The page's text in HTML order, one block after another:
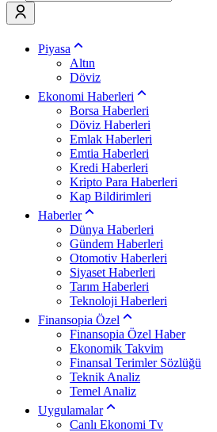
Piyasa
Altın
Döviz
Ekonomi Haberleri
Borsa Haberleri
Döviz Haberleri
Emlak Haberleri
Emtia Haberleri
Kredi Haberleri
Kripto Para Haberleri
Kap Bildirimleri
Haberler
Dünya Haberleri
Gündem Haberleri
Otomotiv Haberleri
Siyaset Haberleri
Tarım Haberleri
Teknoloji Haberleri
Finansopia Özel
Finansopia Özel Haber
Ekonomik Takvim
Finansal Terimler Sözlüğü
Teknik Analiz
Temel Analiz
Uygulamalar
Canlı Ekonomi Tv